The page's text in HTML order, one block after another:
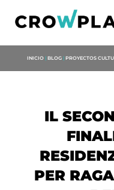
INICIO | BLOG | PROYECTOS
IL
PER